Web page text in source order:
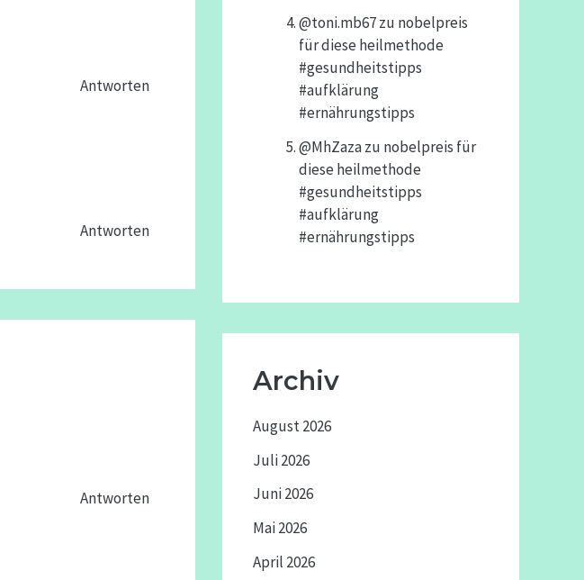
Antworten
Antworten
Antworten
@toni.mb67zu nobelpreis
für diese heilmethode
#gesundheitstipps
#aufklärung
#ernährungstipps
@MhZazazu nobelpreis für
diese heilmethode
#gesundheitstipps
#aufklärung
#ernährungstipps
Archiv
August 2026
Juli 2026
Juni 2026
Mai 2026
April 2026